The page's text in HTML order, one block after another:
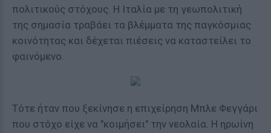
πολιτικούς στόχους. Η Ιταλία με τη γεωπολιτική
της σημασία τραβάει τα βλέμματα της παγκόσμιας
κοινότητας και δέχεται πιέσεις να καταστείλει το
φαινόμενο.
Τότε ήταν που ξεκίνησε η επιχείρηση Μπλε Φεγγάρι
που στόχο είχε να "κοιμήσει" την νεολαία. Η ηρωίνη